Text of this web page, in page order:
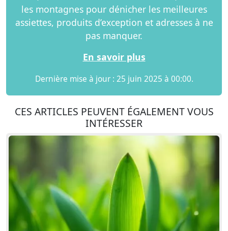
les montagnes pour dénicher les meilleures
assiettes, produits d’exception et adresses à ne
pas manquer.
En savoir plus
Dernière mise à jour : 25 juin 2025 à 00:00.
CES ARTICLES PEUVENT ÉGALEMENT VOUS
INTÉRESSER